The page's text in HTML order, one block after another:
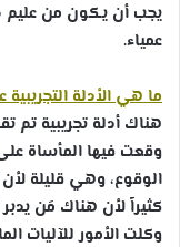
يجب أن يكون من عليم
عمياء.
ما هي الأدلة
هناك أدلة تجريبية تم
وقعت فيها المأساة
الوقوع، وهي قليلة
كثيراً لأن هناك مَن
وكلت الأمور للآليات